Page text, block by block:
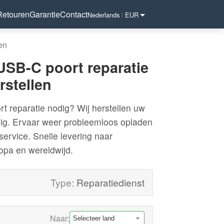
GarantieContactNederlands | EUR
C poort reparatie
reparatie nodig? Wij herstellen uw
Ervaar weer probleemloos opladen
Snelle levering naar
en wereldwijd.
Type: Reparatiedienst
Naar: